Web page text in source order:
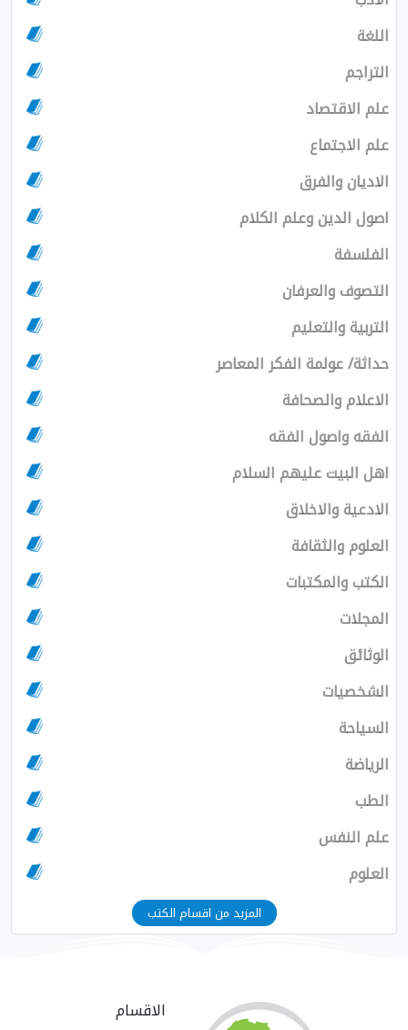
اللغة
التراجم
علم الاقتصاد
علم الاجتماع
الاديان والفرق
اصول الدين وعلم الكلام
الفلسفة
التصوف والعرفان
التربية والتعليم
حداثة/ عولمة الفكر المعاصر
الاعلام والصحافة
الفقه واصول الفقه
اهل البيت عليهم السلام
الادعية والاخلاق
العلوم والثقافة
الكتب والمكتبات
المجلات
الوثائق
الشخصيات
السياحة
الرياضة
الطب
علم النفس
العلوم
المزيد من اقسام الكتب
الاقسام